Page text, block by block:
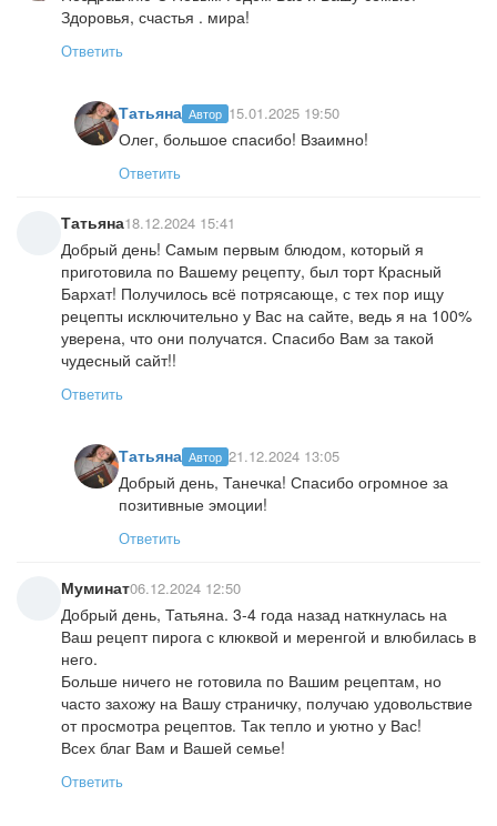
Здоровья, счастья . мира!
Ответить
Татьяна Автор 15.01.2025 19:50
Олег, большое спасибо! Взаимно!
Ответить
Татьяна18.12.2024 15:41
Добрый день! Самым первым блюдом, который я
приготовила по Вашему рецепту, был торт Красный
Бархат! Получилось всё потрясающе, с тех пор ищу
рецепты исключительно у Вас на сайте, ведь я на 100%
уверена, что они получатся. Спасибо Вам за такой
чудесный сайт!!
Ответить
Татьяна Автор 21.12.2024 13:05
Добрый день, Танечка! Спасибо огромное за
позитивные эмоции!
Ответить
Муминат06.12.2024 12:50
Добрый день, Татьяна. 3-4 года назад наткнулась на
Ваш рецепт пирога с клюквой и меренгой и влюбилась в
него.
Больше ничего не готовила по Вашим рецептам, но
часто захожу на Вашу страничку, получаю удовольствие
от просмотра рецептов. Так тепло и уютно у Вас!
Всех благ Вам и Вашей семье!
Ответить